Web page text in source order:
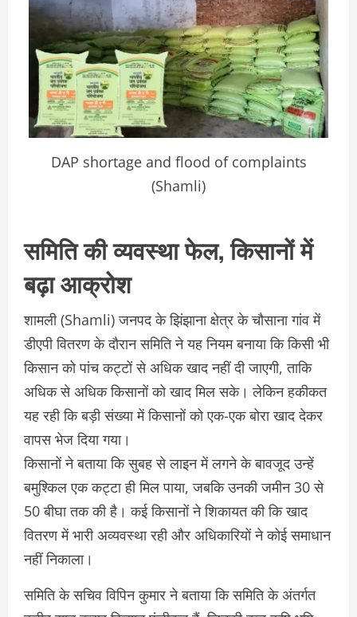
DAP shortage and flood of complaints
(Shamli)
समिति की व्यवस्था फेल, किसानों में
बढ़ा आक्रोश
शामली (Shamli) जनपद के झिंझाना क्षेत्र के चौसाना गांव में
डीएपी वितरण के दौरान समिति ने यह नियम बनाया कि किसी भी
किसान को पांच कट्टों से अधिक खाद नहीं दी जाएगी, ताकि
अधिक से अधिक किसानों को खाद मिल सके। लेकिन हकीकत
यह रही कि बड़ी संख्या में किसानों को एक-एक बोरा खाद देकर
वापस भेज दिया गया।
किसानों ने बताया कि सुबह से लाइन में लगने के बावजूद उन्हें
बमुश्किल एक कट्टा ही मिल पाया, जबकि उनकी जमीन 30 से
50 बीघा तक की है। कई किसानों ने शिकायत की कि खाद
वितरण में भारी अव्यवस्था रही और अधिकारियों ने कोई समाधान
नहीं निकाला।
समिति के सचिव विपिन कुमार ने बताया कि समिति के अंतर्गत